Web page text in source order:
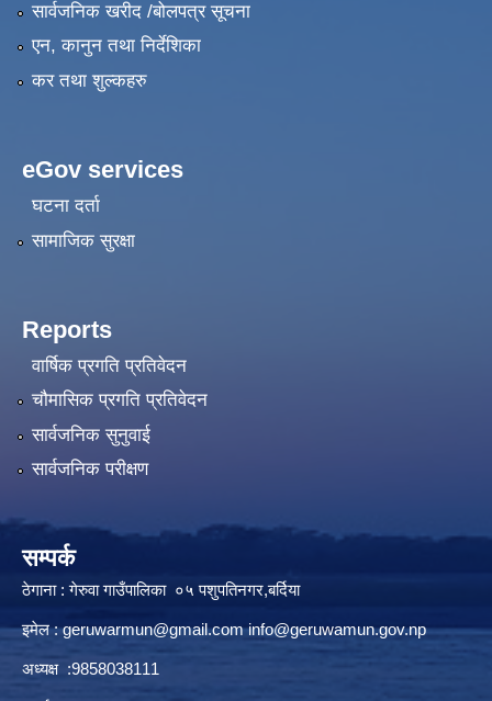
सार्वजनिक खरीद /बोलपत्र सूचना
एन, कानुन तथा निर्देशिका
कर तथा शुल्कहरु
eGov services
घटना दर्ता
सामाजिक सुरक्षा
Reports
वार्षिक प्रगति प्रतिवेदन
चौमासिक प्रगति प्रतिवेदन
सार्वजनिक सुनुवाई
सार्वजनिक परीक्षण
सम्पर्क
ठेगाना : गेरुवा गाउँपालिका ०५ पशुपतिनगर,बर्दिया
इमेल :geruwarmun@gmail.com info@geruwamun.gov.np
अध्यक्ष :9858038111